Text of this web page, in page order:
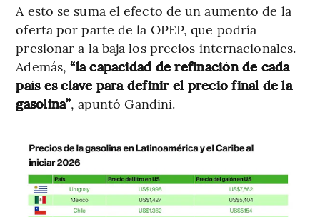
A esto se suma el efecto de un aumento de la
oferta por parte de la OPEP, que podría
presionar a la baja los precios internacionales.
Además, “la capacidad de refinación de cada
país es clave para definir el precio final de la
gasolina”, apuntó Gandini.